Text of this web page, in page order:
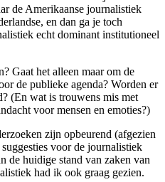
de Amerikaanse journalistiek
en dan ga je toch
echt dominant institutioneel
Gaat het alleen maar om de
de publieke agenda? Worden er
(En wat is trouwens mis met
voor mensen en emoties?)
zijn opbeurend (afgezien
voor de journalistiek
de huidige stand van zaken van
had ik ook graag gezien.